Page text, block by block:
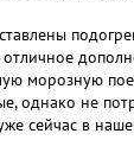
морозную
однако не
сейчас в